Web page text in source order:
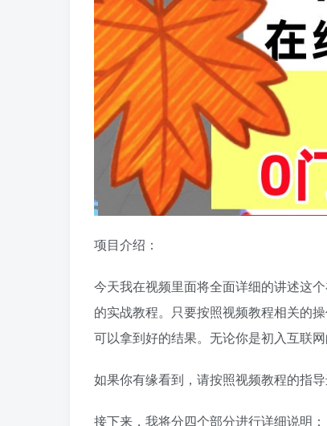
项目介绍：
今天我在视频里面将全面详细的讲述这
的实战教程。只要按照视频教程相关的
可以拿到好的结果。无论你是初入互联
如果你有缘看到，请按照视频教程的指
接下来，我将分四个部分进行详细说明：